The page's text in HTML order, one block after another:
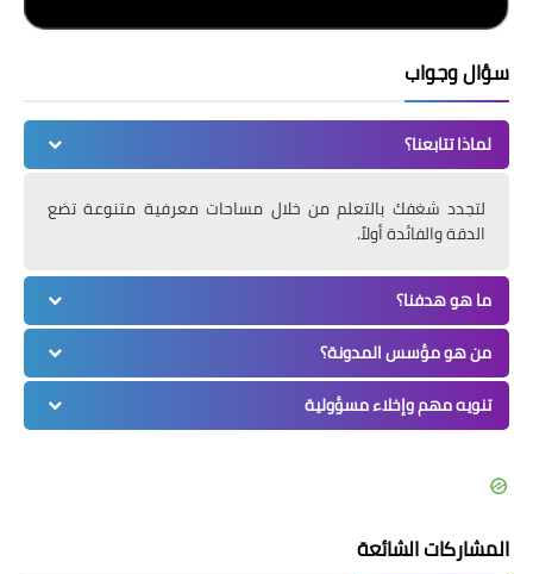
سؤال وجواب
لماذا تتابعنا؟
لتجدد شغفك بالتعلم من خلال مساحات معرفية متنوعة تضع
الدقة والفائدة أولاً.
ما هو هدفنا؟
من هو مؤسس المدونة؟
تنويه مهم وإخلاء مسؤولية
المشاركات الشائعة